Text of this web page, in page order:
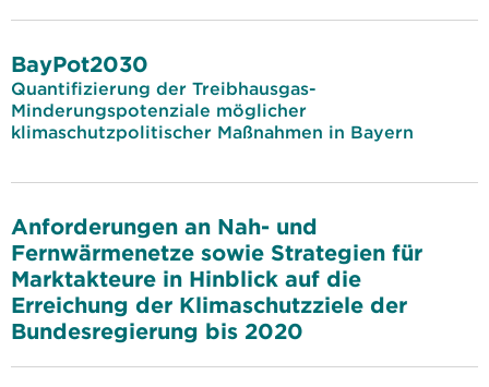
BayPot2030
Quantifizierung der Treibhausgas-
Minderungspotenziale möglicher
klimaschutzpolitischer Maßnahmen in Bayern
Anforderungen an Nah- und
Fernwärmenetze sowie Strategien für
Marktakteure in Hinblick auf die
Erreichung der Klimaschutzziele der
Bundesregierung bis 2020